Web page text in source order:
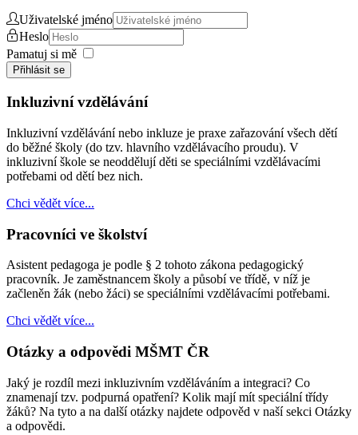
Uživatelské jméno
Heslo
Pamatuj si mě
Přihlásit se
Inkluzivní vzdělávání
Inkluzivní vzdělávání nebo inkluze je praxe zařazování všech dětí
do běžné školy (do tzv. hlavního vzdělávacího proudu). V
inkluzivní škole se neoddělují děti se speciálními vzdělávacími
potřebami od dětí bez nich.
Chci vědět více...
Pracovníci ve školství
Asistent pedagoga je podle § 2 tohoto zákona pedagogický
pracovník. Je zaměstnancem školy a působí ve třídě, v níž je
začleněn žák (nebo žáci) se speciálními vzdělávacími potřebami.
Chci vědět více...
Otázky a odpovědi MŠMT ČR
Jaký je rozdíl mezi inkluzivním vzděláváním a integraci? Co
znamenají tzv. podpurná opatření? Kolik mají mít speciální třídy
žáků? Na tyto a na další otázky najdete odpověd v naší sekci Otázky
a odpovědi.